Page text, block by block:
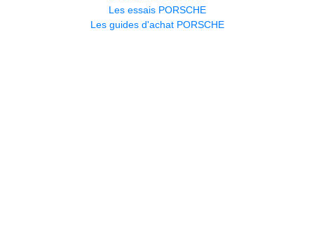
Les essais PORSCHE
Les guides d'achat PORSCHE